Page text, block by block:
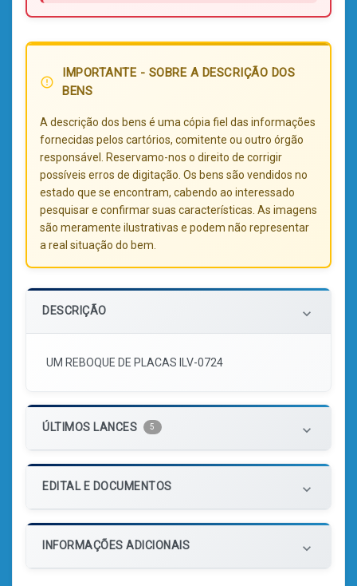
error_outline
IMPORTANTE - SOBRE A DESCRIÇÃO DOS
BENS
A descrição dos bens é uma cópia fiel das informações
fornecidas pelos cartórios, comitente ou outro órgão
responsável. Reservamo-nos o direito de corrigir
possíveis erros de digitação. Os bens são vendidos no
estado que se encontram, cabendo ao interessado
pesquisar e confirmar suas características. As imagens
são meramente ilustrativas e podem não representar
a real situação do bem.
DESCRIÇÃO keyboard_arrow_down
UM REBOQUE DE PLACAS ILV-0724
ÚLTIMOS LANCES 5 keyboard_arrow_down
EDITAL E DOCUMENTOS keyboard_arrow_down
INFORMAÇÕES ADICIONAIS keyboard_arrow_down